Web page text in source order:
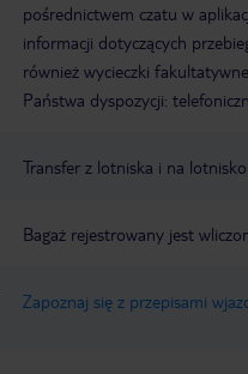
pośrednictwem czatu w
informacji dotyczących
również wycieczki
Państwa dyspozycji:
Transfer z lotniska i na
Bagaż rejestrowany jest
Zapoznaj się z przepisami